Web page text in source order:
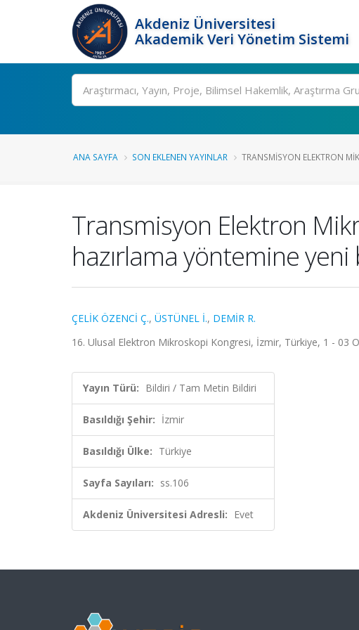
Akdeniz Üniversitesi
Akademik Veri Yönetim Sistemi
Ara
ANA SAYFA SON EKLENEN YAYINLAR TRANSMISYON ELEKTRON
Transmisyon Elektron
hazırlama yöntemine yeni
ÇELİK ÖZENCİ Ç., ÜSTÜNEL İ., DEMİR R.
16. Ulusal Elektron Mikroskopi Kongresi, İzmir, Türkiye, 1 - 03
Yayın Türü: Bildiri / Tam Metin Bildiri
Basıldığı Şehir: İzmir
Basıldığı Ülke: Türkiye
Sayfa Sayıları: ss.106
Akdeniz Üniversitesi Adresli: Evet